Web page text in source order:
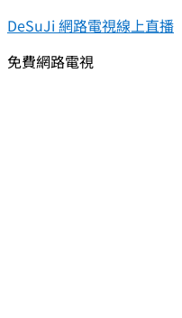
DeSuJi 網路電視線上直播
免費網路電視